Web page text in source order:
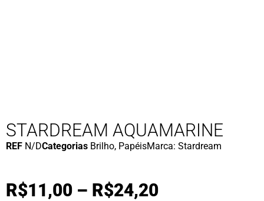
STARDREAM AQUAMARINE
REF N/DCategorias Brilho, PapéisMarca: Stardream
R$11,00 – R$24,20